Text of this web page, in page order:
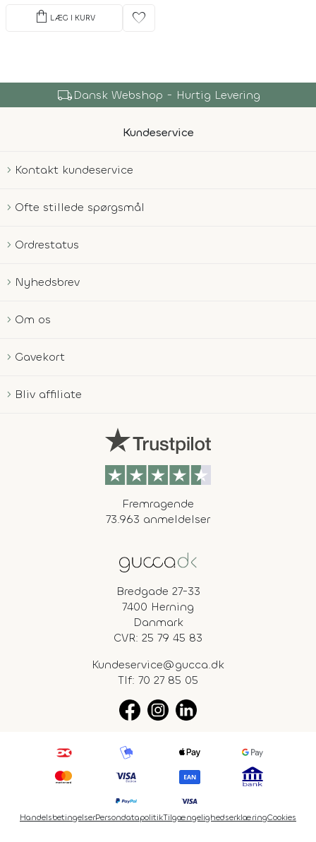
shopping_bag LÆG I KURV favorite
local_shippingDansk Webshop - Hurtig Levering
Kundeservice
Kontakt kundeservice
Ofte stillede spørgsmål
Ordrestatus
Nyhedsbrev
Om os
Gavekort
Bliv affiliate
Fremragende
73.963 anmeldelser
Bredgade 27-33
7400 Herning
Danmark
CVR: 25 79 45 83
Kundeservice@gucca.dk
Tlf: 70 27 85 05
HandelsbetingelserPersondatapolitikTilgængelighedserklæringCookies